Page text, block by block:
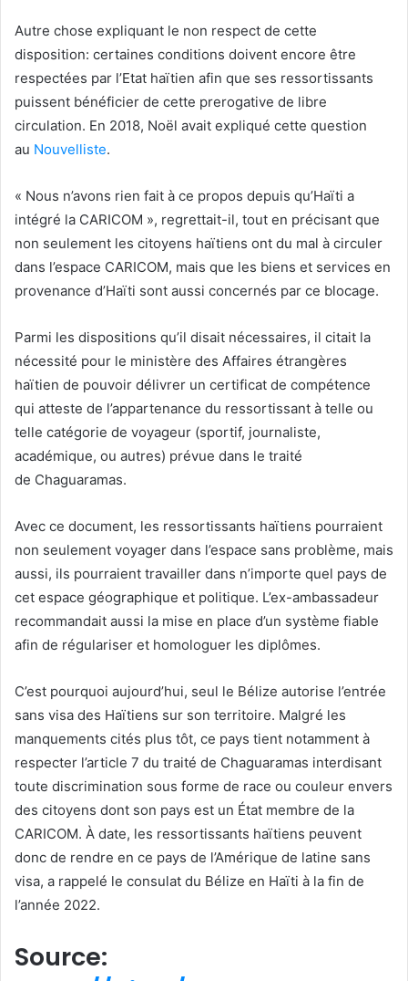
Autre chose expliquant le non respect de cette
disposition: certaines conditions doivent encore être
respectées par l’Etat haïtien afin que ses ressortissants
puissent bénéficier de cette prerogative de libre
circulation. En 2018, Noël avait expliqué cette question
au Nouvelliste.
« Nous n’avons rien fait à ce propos depuis qu’Haïti a
intégré la CARICOM », regrettait-il, tout en précisant que
non seulement les citoyens haïtiens ont du mal à circuler
dans l’espace CARICOM, mais que les biens et services en
provenance d’Haïti sont aussi concernés par ce blocage.
Parmi les dispositions qu’il disait nécessaires, il citait la
nécessité pour le ministère des Affaires étrangères
haïtien de pouvoir délivrer un certificat de compétence
qui atteste de l’appartenance du ressortissant à telle ou
telle catégorie de voyageur (sportif, journaliste,
académique, ou autres) prévue dans le traité
de Chaguaramas.
Avec ce document, les ressortissants haïtiens pourraient
non seulement voyager dans l’espace sans problème, mais
aussi, ils pourraient travailler dans n’importe quel pays de
cet espace géographique et politique. L’ex-ambassadeur
recommandait aussi la mise en place d’un système fiable
afin de régulariser et homologuer les diplômes.
C’est pourquoi aujourd’hui, seul le Bélize autorise l’entrée
sans visa des Haïtiens sur son territoire. Malgré les
manquements cités plus tôt, ce pays tient notamment à
respecter l’article 7 du traité de Chaguaramas interdisant
toute discrimination sous forme de race ou couleur envers
des citoyens dont son pays est un État membre de la
CARICOM. À date, les ressortissants haïtiens peuvent
donc de rendre en ce pays de l’Amérique de latine sans
visa, a rappelé le consulat du Bélize en Haïti à la fin de
l’année 2022.
Source: